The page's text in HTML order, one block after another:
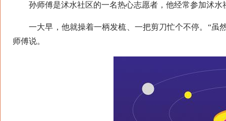
孙师傅是沭水社区的一名热心志愿者，他经常参加沭水
一大早，他就操着一柄发梳、一把剪刀忙个不停。“虽
师傅说。